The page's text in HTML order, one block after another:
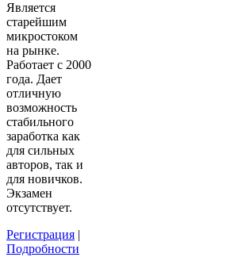
Является
старейшим
микростоком
на рынке.
Работает с 2000
года. Дает
отличную
возможность
стабильного
заработка как
для сильных
авторов, так и
для новичков.
Экзамен
отсутствует.
Регистрация |
Подробности